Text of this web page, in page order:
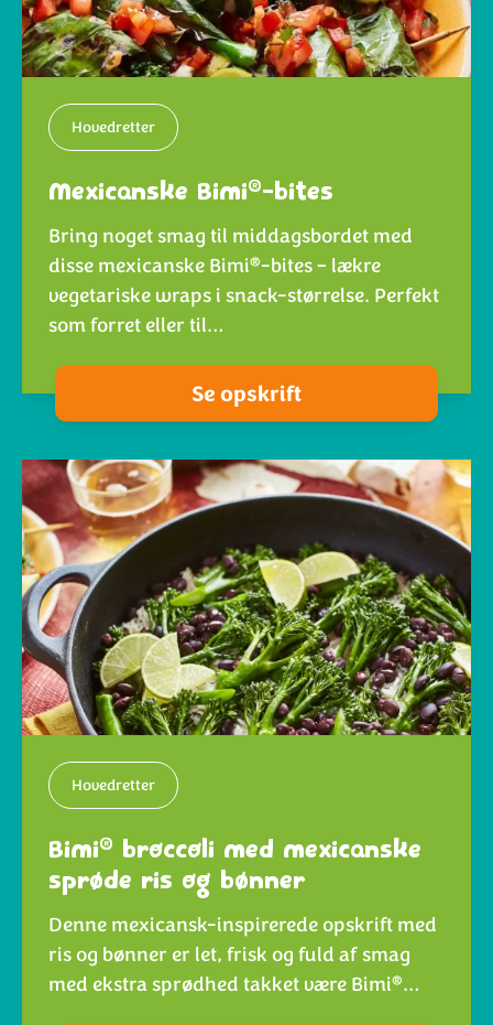
Hovedretter
Mexicanske Bimi®-bites
Bring noget smag til middagsbordet med
disse mexicanske Bimi®-bites – lækre
vegetariske wraps i snack-størrelse. Perfekt
som forret eller til…
Se opskrift
Hovedretter
Bimi® broccoli med mexicanske
sprøde ris og bønner
Denne mexicansk-inspirerede opskrift med
ris og bønner er let, frisk og fuld af smag
med ekstra sprødhed takket være Bimi®…